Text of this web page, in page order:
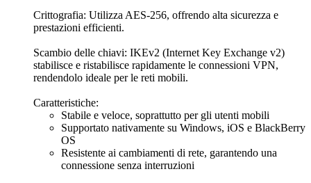
Crittografia: Utilizza AES-256, offrendo alta sicurezza e
prestazioni efficienti.
Scambio delle chiavi: IKEv2 (Internet Key Exchange v2)
stabilisce e ristabilisce rapidamente le connessioni VPN,
rendendolo ideale per le reti mobili.
Caratteristiche:
Stabile e veloce, soprattutto per gli utenti mobili
Supportato nativamente su Windows, iOS e BlackBerry
OS
Resistente ai cambiamenti di rete, garantendo una
connessione senza interruzioni